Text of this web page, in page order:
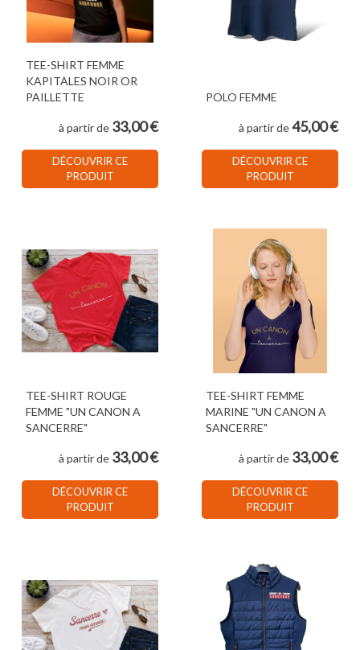
TEE-SHIRT FEMME
KAPITALES NOIR OR
PAILLETTE
à partir de 33,00 €
DÉCOUVRIR CE
PRODUIT
POLO FEMME
à partir de45,00 €
DÉCOUVRIR CE
PRODUIT
TEE-SHIRT ROUGE
FEMME "UN CANON A
SANCERRE"
à partir de 33,00 €
DÉCOUVRIR CE
PRODUIT
TEE-SHIRT FEMME
MARINE "UN CANON A
SANCERRE"
à partir de 33,00 €
DÉCOUVRIR CE
PRODUIT